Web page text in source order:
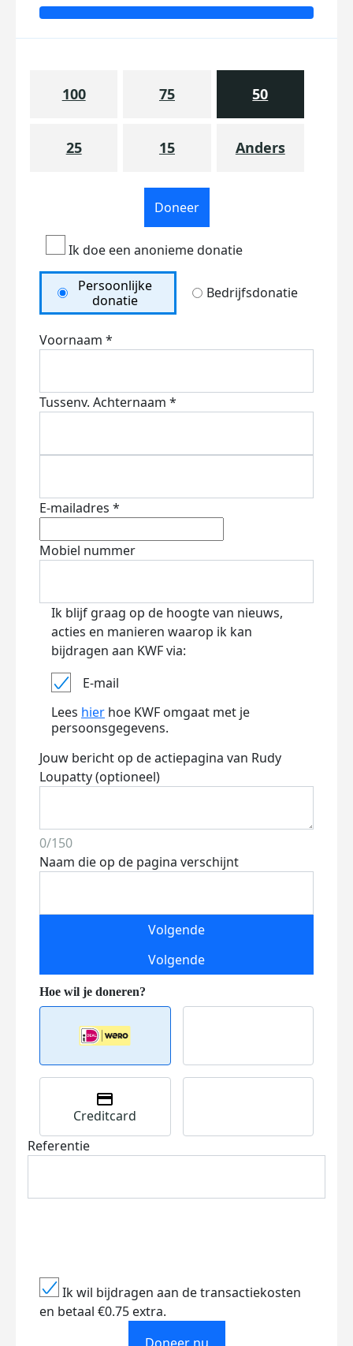
100 75 50
25 15 Anders
Doneer
Ik doe een anonieme donatie
Persoonlijke
donatie
Bedrijfsdonatie
Voornaam *
Tussenv. Achternaam *
E-mailadres *
Mobiel nummer
Ik blijf graag op de hoogte van nieuws,
acties en manieren waarop ik kan
bijdragen aan KWF via:
E-mail
Lees hier hoe KWF omgaat met je
persoonsgegevens.
Jouw bericht op de actiepagina van Rudy
Loupatty (optioneel)
0/150
Naam die op de pagina verschijnt
Volgende
Volgende
Creditcard
Referentie
Ik wil bijdragen aan de transactiekosten
en betaal €0.75 extra.
Doneer nu